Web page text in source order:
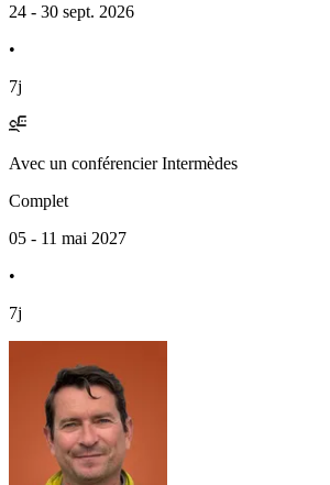
24 - 30 sept. 2026
•
7j
Avec un conférencier Intermèdes
Complet
05 - 11 mai 2027
•
7j